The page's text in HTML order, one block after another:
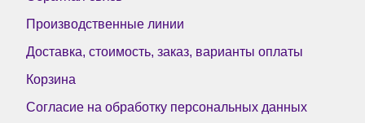
Производственные линии
Доставка, стоимость, заказ, варианты оплаты
Корзина
Согласие на обработку персональных данных